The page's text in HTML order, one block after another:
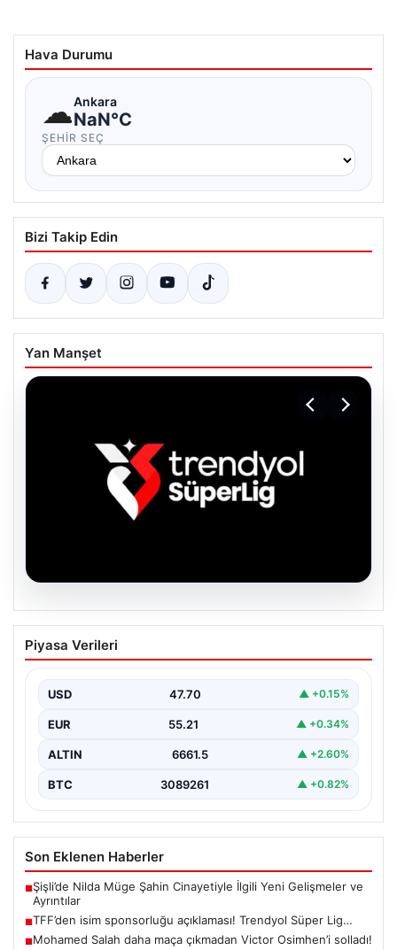
Hava Durumu
☁Ankara
NaN°C
ŞEHIR SEÇ
Bizi Takip Edin
Yan Manşet
TFF’den isim sponsorluğu açıklaması!
Trendyol Süper Lig…
Piyasa Verileri
USD 47.70 ▲ +0.15%
EUR 55.21 ▲ +0.34%
ALTIN 6661.5 ▲ +2.60%
BTC 3089261 ▲ +0.82%
Son Eklenen Haberler
■Şişli’de Nilda Müge Şahin Cinayetiyle İlgili Yeni Gelişmeler ve
Ayrıntılar
■TFF’den isim sponsorluğu açıklaması! Trendyol Süper Lig…
■Mohamed Salah daha maça çıkmadan Victor Osimhen’i solladı!